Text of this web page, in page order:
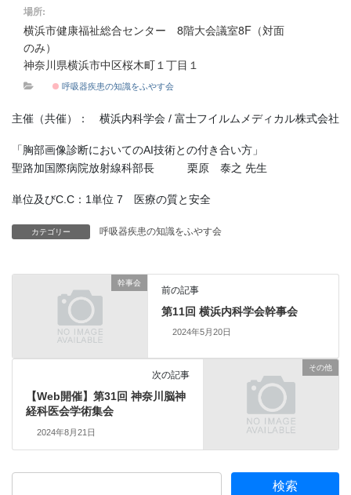
場所:
横浜市健康福祉総合センター 8階大会議室8F（対面
のみ）
神奈川県横浜市中区桜木町１丁目１
呼吸器疾患の知識をふやす会
主催（共催）： 横浜内科学会 / 富士フイルムメディカル株式会社
「胸部画像診断においてのAI技術との付き合い方」
聖路加国際病院放射線科部長 栗原 泰之 先生
単位及びC.C：1単位 7 医療の質と安全
カテゴリー 呼吸器疾患の知識をふやす会
幹事会
前の記事
第11回 横浜内科学会幹事会
2024年5月20日
その他
次の記事
【Web開催】第31回 神奈川脳神
経科医会学術集会
2024年8月21日